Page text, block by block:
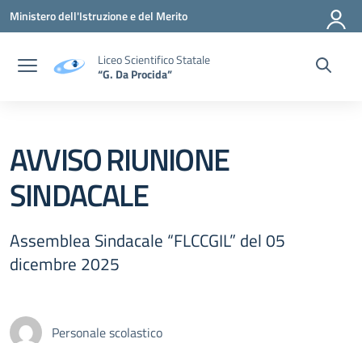
Vai ai contenuti
Vai al menu di navigazione
Vai al footer
Ministero dell'Istruzione e del Merito
Liceo Scientifico Statale
“G. Da Procida”
AVVISO RIUNIONE
SINDACALE
Assemblea Sindacale “FLCCGIL” del 05
dicembre 2025
Personale scolastico